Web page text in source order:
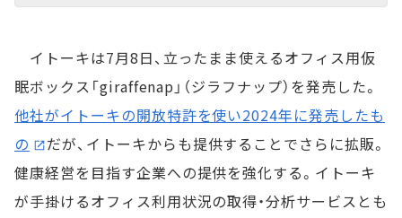
イトーキは7月8日、立ったまま使えるオフィス用仮
眠ボックス「giraffenap」（ジラフナップ）を発売した。
他社がイトーキの開放特許を使い2024年に発売したも
の
だが、イトーキからも提供することでさらに拡販。
健康経営を目指す企業への提供を強化する。イトーキ
が手掛けるオフィス利用状況の取得・分析サービスとも